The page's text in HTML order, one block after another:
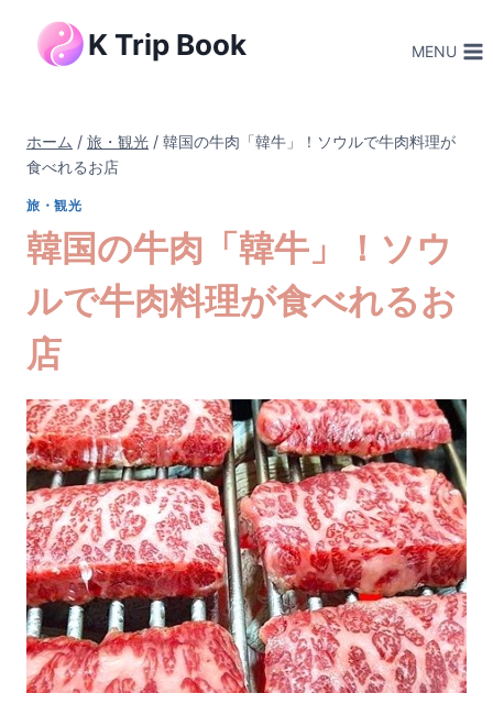
K Trip Book MENU
ホーム / 旅・観光 / 韓国の牛肉「韓牛」！ソウルで牛肉料理が
食べれるお店
旅・観光
韓国の牛肉「韓牛」！ソウ
ルで牛肉料理が食べれるお
店